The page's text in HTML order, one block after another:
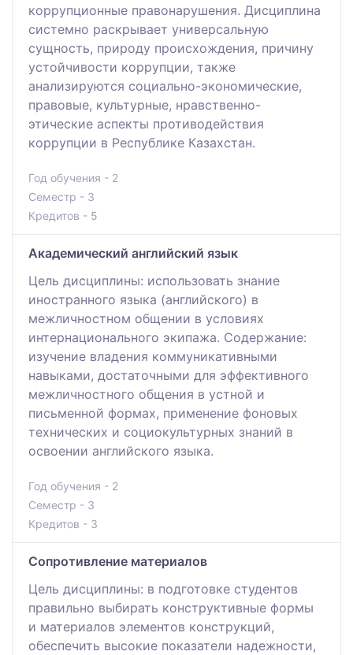
коррупционные правонарушения. Дисциплина
системно раскрывает универсальную
сущность, природу происхождения, причину
устойчивости коррупции, также
анализируются социально-экономические,
правовые, культурные, нравственно-
этические аспекты противодействия
коррупции в Республике Казахстан.
Год обучения - 2
Семестр - 3
Кредитов - 5
Академический английский язык
Цель дисциплины: использовать знание
иностранного языка (английского) в
межличностном общении в условиях
интернационального экипажа. Содержание:
изучение владения коммуникативными
навыками, достаточными для эффективного
межличностного общения в устной и
письменной формах, применение фоновых
технических и социокультурных знаний в
освоении английского языка.
Год обучения - 2
Семестр - 3
Кредитов - 3
Сопротивление материалов
Цель дисциплины: в подготовке студентов
правильно выбирать конструктивные формы
и материалов элементов конструкций,
обеспечить высокие показатели надежности,